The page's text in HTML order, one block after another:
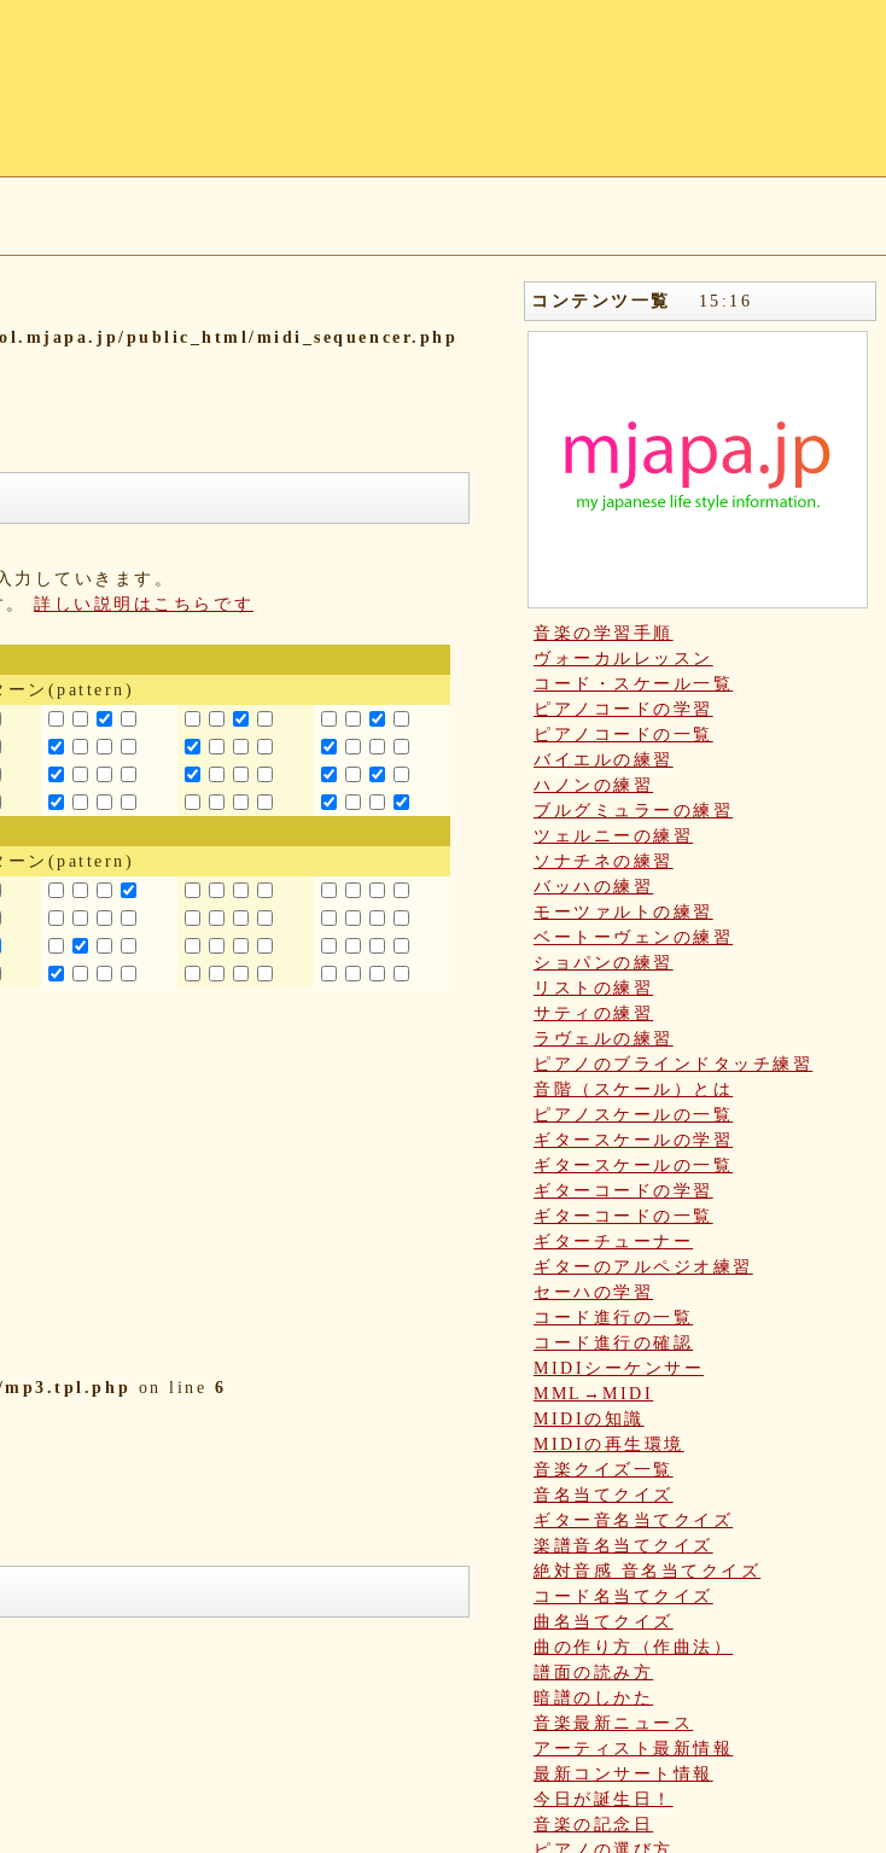
public_html/midi_sequencer.php
力していきます。
。詳しい説明はこちらです
ーン(pattern)
ーン(pattern)
mp3.tpl.php on line 6
コンテンツ一覧 15 : 16
音楽の学習手順
ヴォーカルレッスン
コード・スケール一覧
ピアノコードの学習
ピアノコードの一覧
バイエルの練習
ハノンの練習
ブルグミュラーの練習
ツェルニーの練習
ソナチネの練習
バッハの練習
モーツァルトの練習
ベートーヴェンの練習
ショパンの練習
リストの練習
サティの練習
ラヴェルの練習
ピアノのブラインドタッチ練習
音階（スケール）とは
ピアノスケールの一覧
ギタースケールの学習
ギタースケールの一覧
ギターコードの学習
ギターコードの一覧
ギターチューナー
ギターのアルペジオ練習
セーハの学習
コード進行の一覧
コード進行の確認
MIDIシーケンサー
MML→MIDI
MIDIの知識
MIDIの再生環境
音楽クイズ一覧
音名当てクイズ
ギター音名当てクイズ
楽譜音名当てクイズ
絶対音感 音名当てクイズ
コード名当てクイズ
曲名当てクイズ
曲の作り方（作曲法）
譜面の読み方
暗譜のしかた
音楽最新ニュース
アーティスト最新情報
最新コンサート情報
今日が誕生日！
音楽の記念日